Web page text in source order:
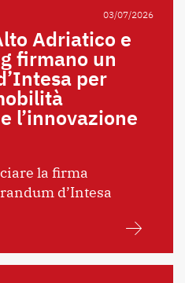
03/07/2026
Adriatico e
firmano un
per
l’innovazione
la firma
d’Intesa